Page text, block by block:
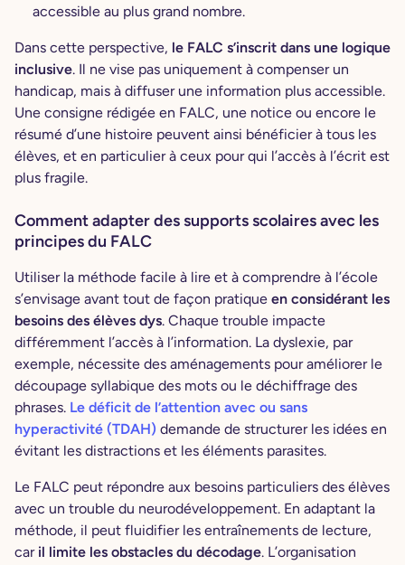
accessible au plus grand nombre.
Dans cette perspective, le FALC s’inscrit dans une logique
inclusive. Il ne vise pas uniquement à compenser un
handicap, mais à diffuser une information plus accessible.
Une consigne rédigée en FALC, une notice ou encore le
résumé d’une histoire peuvent ainsi bénéficier à tous les
élèves, et en particulier à ceux pour qui l’accès à l’écrit est
plus fragile.
Comment adapter des supports scolaires avec les
principes du FALC
Utiliser la méthode facile à lire et à comprendre à l’école
s’envisage avant tout de façon pratique en considérant les
besoins des élèves dys. Chaque trouble impacte
différemment l’accès à l’information. La dyslexie, par
exemple, nécessite des aménagements pour améliorer le
découpage syllabique des mots ou le déchiffrage des
phrases. Le déficit de l’attention avec ou sans
hyperactivité (TDAH) demande de structurer les idées en
évitant les distractions et les éléments parasites.
Le FALC peut répondre aux besoins particuliers des élèves
avec un trouble du neurodéveloppement. En adaptant la
méthode, il peut fluidifier les entraînements de lecture,
car il limite les obstacles du décodage. L’organisation